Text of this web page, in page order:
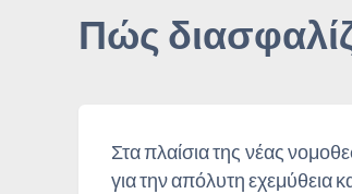
Πώς
Στα πλαίσια της νέας
για την απόλυτη